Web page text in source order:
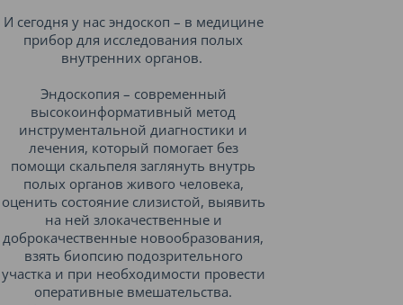
И сегодня у нас эндоскоп – в медицине
прибор для исследования полых
внутренних органов.
Эндоскопия – современный
высокоинформативный метод
инструментальной диагностики и
лечения, который помогает без
помощи скальпеля заглянуть внутрь
полых органов живого человека,
оценить состояние слизистой, выявить
на ней злокачественные и
доброкачественные новообразования,
взять биопсию подозрительного
участка и при необходимости провести
оперативные вмешательства.